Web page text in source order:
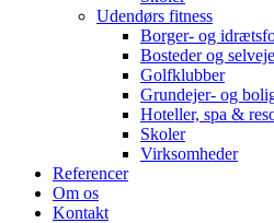
Udendørs fitness
Borger- og
Bosteder og
Golfklubber
Grundejer- og
Hoteller, spa &
Skoler
Virksomheder
Referencer
Om os
Kontakt